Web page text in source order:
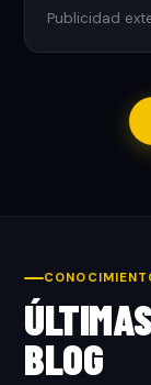
Publicidad
BLOG